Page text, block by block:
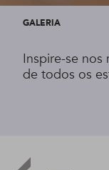
GALERIA
Inspire-se nos
de todos os